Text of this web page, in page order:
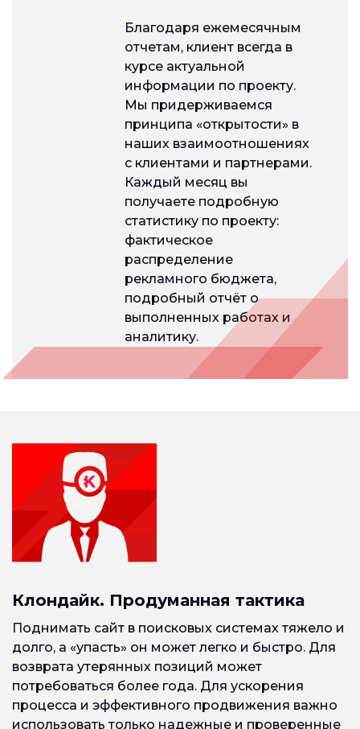
Благодаря ежемесячным
отчетам, клиент всегда в
курсе актуальной
информации по проекту.
Мы придерживаемся
принципа «открытости» в
наших взаимоотношениях
с клиентами и партнерами.
Каждый месяц вы
получаете подробную
статистику по проекту:
фактическое
распределение
рекламного бюджета,
подробный отчёт о
выполненных работах и
аналитику.
Клондайк. Продуманная тактика
Поднимать сайт в поисковых системах тяжело и
долго, а «упасть» он может легко и быстро. Для
возврата утерянных позиций может
потребоваться более года. Для ускорения
процесса и эффективного продвижения важно
использовать только надежные и проверенные